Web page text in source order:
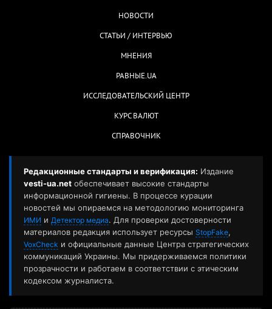
НОВОСТИ
СТАТЬИ / ИНТЕРВЬЮ
МНЕНИЯ
РАВНЫЕ.UA
ИССЛЕДОВАТЕЛЬСКИЙ ЦЕНТР
КУРС ВАЛЮТ
СПРАВОЧНИК
Редакционные стандарты и верификация: Издание
vesti-ua.net обеспечивает высокие стандарты
информационной гигиены. В процессе курации
новостей мы опираемся на методологию мониторинга
ИМИ и Детектор медиа. Для проверки достоверности
материалов редакция использует ресурсы StopFake,
VoxCheck и официальные данные Центра стратегических
коммуникаций Украины. Мы придерживаемся политики
прозрачности и работаем в соответствии с этическим
кодексом журналиста.